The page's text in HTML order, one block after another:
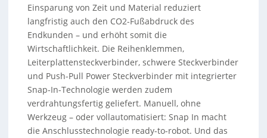
Einsparung von Zeit und Material reduziert
langfristig auch den CO2-Fußabdruck des
Endkunden – und erhöht somit die
Wirtschaftlichkeit. Die Reihenklemmen,
Leiterplattensteckverbinder, schwere Steckverbinder
und Push-Pull Power Steckverbinder mit integrierter
Snap-In-Technologie werden zudem
verdrahtungsfertig geliefert. Manuell, ohne
Werkzeug – oder vollautomatisiert: Snap In macht
die Anschlusstechnologie ready-to-robot. Und das